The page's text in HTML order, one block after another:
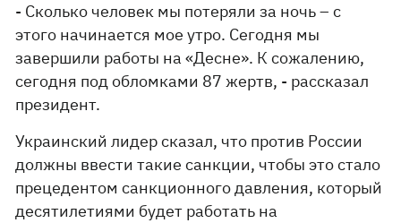
- Сколько человек мы потеряли за ночь – с
этого начинается мое утро. Сегодня мы
завершили работы на «Десне». К сожалению,
сегодня под обломками 87 жертв, - рассказал
президент.
Украинский лидер сказал, что против России
должны ввести такие санкции, чтобы это стало
прецедентом санкционного давления, который
десятилетиями будет работать на